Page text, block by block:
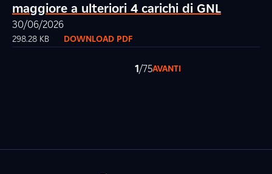
maggiore a ulteriori 4 carichi di GNL
30/06/2026
298.28 KB DOWNLOAD PDF
1/75AVANTI